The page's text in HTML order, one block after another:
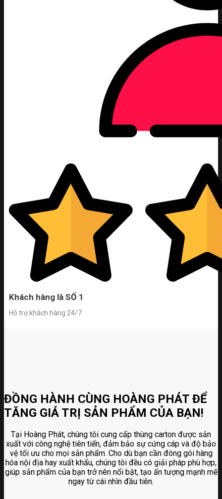
Khách hàng là SỐ 1
Hỗ trợ khách hàng 24/7
ĐỒNG HÀNH CÙNG HOÀNG PHÁT ĐỂ
TĂNG GIÁ TRỊ SẢN PHẨM CỦA BẠN!
Tại Hoàng Phát, chúng tôi cung cấp thùng carton được sản
xuất với công nghệ tiên tiến, đảm bảo sự cứng cáp và độ bảo
vệ tối ưu cho mọi sản phẩm. Cho dù bạn cần đóng gói hàng
hóa nội địa hay xuất khẩu, chúng tôi đều có giải pháp phù hợp,
giúp sản phẩm của bạn trở nên nổi bật, tạo ấn tượng mạnh mẽ
ngay từ cái nhìn đầu tiên.